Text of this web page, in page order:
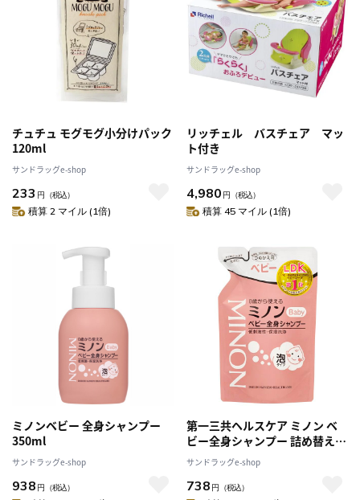
チュチュ モグモグ小分けパック
120ml
サンドラッグe-shop
233 円 （税込）
積算 2 マイル (1倍)
リッチェル バスチェア マッ
ト付き
サンドラッグe-shop
4,980 円 （税込）
積算 45 マイル (1倍)
ミノンベビー 全身シャンプー
350ml
サンドラッグe-shop
938 円 （税込）
第一三共ヘルスケア ミノン ベ
ビー全身シャンプー 詰め替え用
300ml
サンドラッグe-shop
738 円 （税込）